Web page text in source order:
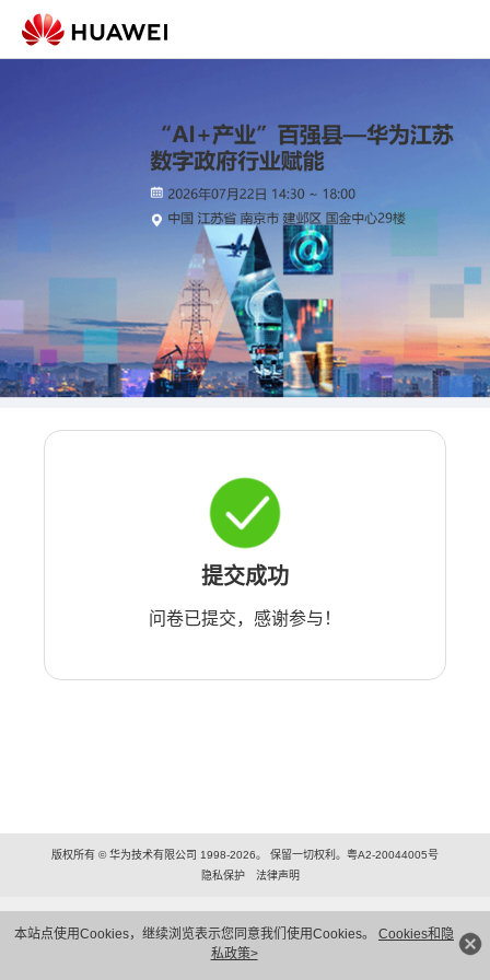
本站点使用Cookies，继续浏览表示您同意我们使用Cookies。 Cookies和隐
私政策>
提交成功
问卷已提交，感谢参与！
版权所有 © 华为技术有限公司 1998-2026。 保留一切权利。粤A2-20044005号
隐私保护
法律声明